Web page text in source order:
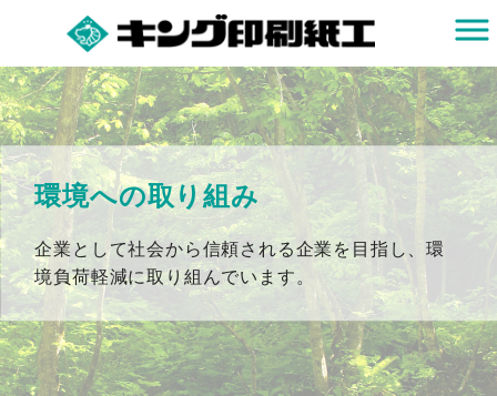
環境への取り組み
企業として社会から信頼される企業を目指し、環
境負荷軽減に取り組んでいます。